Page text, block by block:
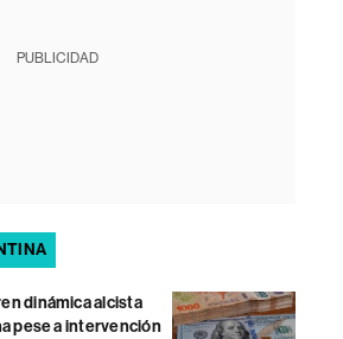
PUBLICIDAD
dinámica alcista
pese a intervención